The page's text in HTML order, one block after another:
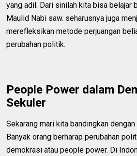
yang adil. Dari sinilah kita bisa belajar
Maulid Nabi saw. seharusnya juga
merefleksikan metode perjuangan
perubahan politik.
People Power dalam
Sekuler
Sekarang mari kita bandingkan
Banyak orang berharap perubahan
demokrasi atau people power. Di